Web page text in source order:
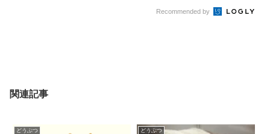
Recommended by
関連記事
どうぶつ どうぶつ